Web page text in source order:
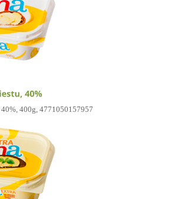
400g, 4771050157957